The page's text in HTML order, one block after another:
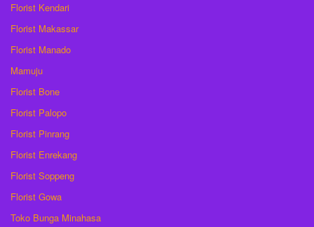
Florist Kendari
Florist Makassar
Florist Manado
Mamuju
Florist Bone
Florist Palopo
Florist Pinrang
Florist Enrekang
Florist Soppeng
Florist Gowa
Toko Bunga Minahasa